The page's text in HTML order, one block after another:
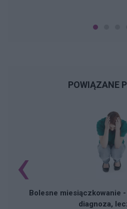
POWIĄZANE
Bolesne miesiączkowanie
diagnoza,
‹